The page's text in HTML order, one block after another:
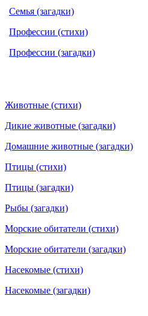
Семья (загадки)
Профессии (стихи)
Профессии (загадки)
Животные (стихи)
Дикие животные (загадки)
Домашние животные (загадки)
Птицы (стихи)
Птицы (загадки)
Рыбы (загадки)
Морские обитатели (стихи)
Морские обитатели (загадки)
Насекомые (стихи)
Насекомые (загадки)